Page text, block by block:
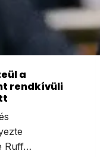
a
rendkívüli
Ruff…